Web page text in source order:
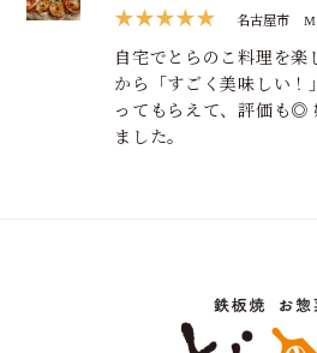
★★★★★
名古屋市
自宅でとらのこ料理を
から「すごく美味しい！
ってもらえて、評価も◎
ました。